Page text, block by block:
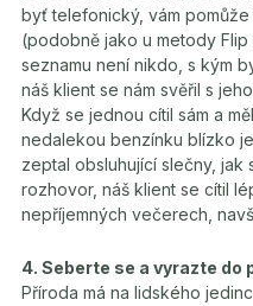
byť telefonický, vám
(podobně jako u metody
seznamu není nikdo, s kým
náš klient se nám svěřil s
Když se jednou cítil sám a
nedalekou benzínku blízko
zeptal obsluhující slečny, jak
rozhovor, náš klient se cítil
nepříjemných večerech,
4. Seberte se a vyrazte do
Příroda má na lidského